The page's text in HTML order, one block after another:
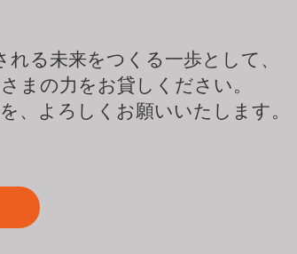
れる未来をつくる一歩として、
まの力をお貸しください。
、よろしくお願いいたします。